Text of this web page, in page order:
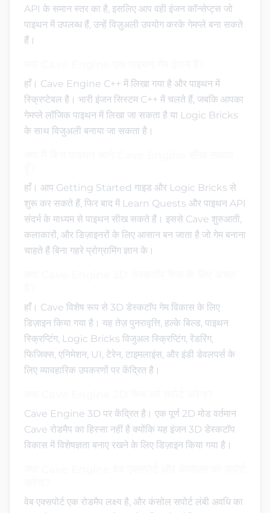
API के समान स्तर का है, इसलिए आप वही इंजन कॉन्सेप्ट्स जो
पाइथन में उपलब्ध हैं, उन्हें विज़ुअली उपयोग करके गेमप्ले बना सकते
हैं।
हाँ। Cave Engine C++ में लिखा गया है और पाइथन में
स्क्रिप्टेबल है। भारी इंजन सिस्टम C++ में चलते हैं, जबकि आपका
गेमप्ले लॉजिक पाइथन में लिखा जा सकता है या Logic Bricks
के साथ विजुअली बनाया जा सकता है।
हाँ। आप Getting Started गाइड और Logic Bricks से
शुरू कर सकते हैं, फिर बाद में Learn Quests और पाइथन API
संदर्भ के माध्यम से पाइथन सीख सकते हैं। इससे Cave शुरुआती,
कलाकारों, और डिज़ाइनरों के लिए आसान बन जाता है जो गेम बनाना
चाहते हैं बिना गहरे प्रोग्रामिंग ज्ञान के।
हाँ। Cave विशेष रूप से 3D डेस्कटॉप गेम विकास के लिए
डिज़ाइन किया गया है। यह तेज़ पुनरावृत्ति, हल्के बिल्ड, पाइथन
स्क्रिप्टिंग, Logic Bricks विजुअल स्क्रिप्टिंग, रेंडरिंग,
फिजिक्स, एनिमेशन, UI, टेरेन, टाइमलाइंस, और इंडी डेवलपर्स के
लिए व्यावहारिक उपकरणों पर केंद्रित है।
Cave Engine 3D पर केंद्रित है। एक पूर्ण 2D मोड वर्तमान
Cave रोडमैप का हिस्सा नहीं है क्योंकि यह इंजन 3D डेस्कटॉप
विकास में विशेषज्ञता बनाए रखने के लिए डिज़ाइन किया गया है।
वेब एक्सपोर्ट एक रोडमैप लक्ष्य है, और कंसोल सपोर्ट लंबी अवधि का